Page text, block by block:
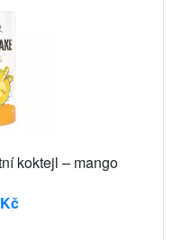
koktejl – mango